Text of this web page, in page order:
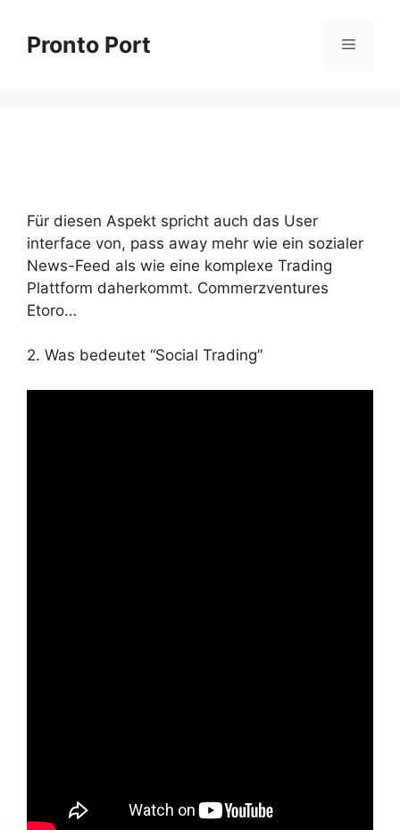
contentPronto Port Menu
Für diesen Aspekt spricht auch das User
interface von, pass away mehr wie ein sozialer
News-Feed als wie eine komplexe Trading
Plattform daherkommt. Commerzventures
Etoro…
2. Was bedeutet “Social Trading”